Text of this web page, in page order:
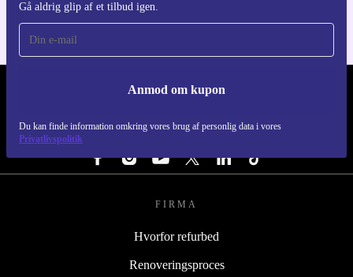
Gå aldrig glip af et tilbud igen.
Anmod om kupon
Du kan finde information omkring vores brug af personlig data i vores
Privatlivspolitik
REFURBED DANMARK - RETHINK NEW.
FØLG OS
FIRMA
Hvorfor refurbed
Renoveringsproces